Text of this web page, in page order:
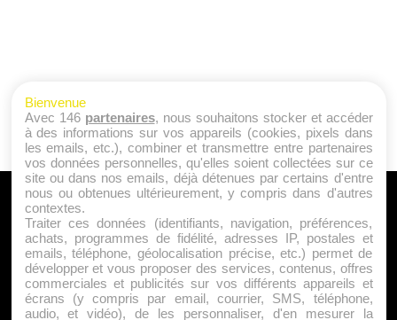
A PROPOS
Qui sommes nous ?
Mentions Légales
Publicité
Politique de Cookies
Bienvenue
Avec 146 partenaires, nous souhaitons stocker et accéder
à des informations sur vos appareils (cookies, pixels dans
les emails, etc.), combiner et transmettre entre partenaires
vos données personnelles, qu'elles soient collectées sur ce
site ou dans nos emails, déjà détenues par certains d'entre
nous ou obtenues ultérieurement, y compris dans d'autres
contextes.
Traiter ces données (identifiants, navigation, préférences,
achats, programmes de fidélité, adresses IP, postales et
emails, téléphone, géolocalisation précise, etc.) permet de
développer et vous proposer des services, contenus, offres
commerciales et publicités sur vos différents appareils et
écrans (y compris par email, courrier, SMS, téléphone,
audio, et vidéo), de les personnaliser, d'en mesurer la